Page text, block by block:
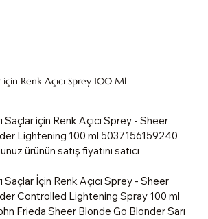
için Renk Açıcı Sprey 100 Ml
Saçlar için Renk Açıcı Sprey - Sheer
Lightening 100 ml 5037156159240
ürünün satış fiyatını satıcı
Saçlar İçin Renk Açıcı Sprey - Sheer
Controlled Lightening Spray 100 ml
Frieda Sheer Blonde Go Blonder Sarı